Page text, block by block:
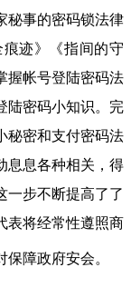
秘事的密码锁法律
迹》《指间的守
握帐号登陆密码法
陆密码小知识。完
秘密和支付密码法
息息各种相关，得
一步不断提高了了
表将经常性遵照商
障政府安会。